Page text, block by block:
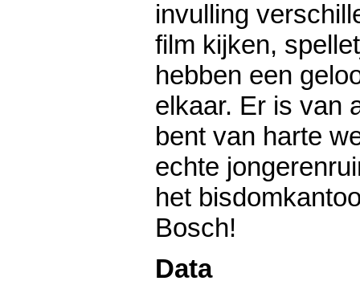
invulling
film kijken,
hebben een
elkaar. Er is van
bent van harte
echte
het
Bosch!
Data